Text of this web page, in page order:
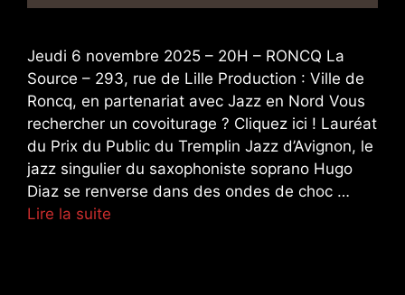
Jeudi 6 novembre 2025 – 20H – RONCQ La
Source – 293, rue de Lille Production : Ville de
Roncq, en partenariat avec Jazz en Nord Vous
rechercher un covoiturage ? Cliquez ici ! Lauréat
du Prix du Public du Tremplin Jazz d’Avignon, le
jazz singulier du saxophoniste soprano Hugo
Diaz se renverse dans des ondes de choc …
Lire la suite